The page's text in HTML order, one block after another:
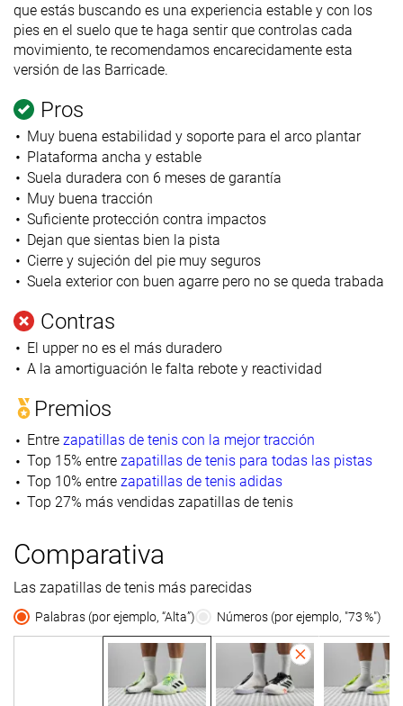
que estás buscando es una experiencia estable y con los
pies en el suelo que te haga sentir que controlas cada
movimiento, te recomendamos encarecidamente esta
versión de las Barricade.
Pros
Muy buena estabilidad y soporte para el arco plantar
Plataforma ancha y estable
Suela duradera con 6 meses de garantía
Muy buena tracción
Suficiente protección contra impactos
Dejan que sientas bien la pista
Cierre y sujeción del pie muy seguros
Suela exterior con buen agarre pero no se queda trabada
Contras
El upper no es el más duradero
A la amortiguación le falta rebote y reactividad
Premios
Entre zapatillas de tenis con la mejor tracción
Top 15% entre zapatillas de tenis para todas las pistas
Top 10% entre zapatillas de tenis adidas
Top 27% más vendidas zapatillas de tenis
Comparativa
Las zapatillas de tenis más parecidas
Palabras (por ejemplo, “Alta”) Números (por ejemplo, "73 %")